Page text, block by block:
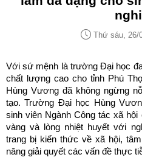
Thứ sáu, 26/
Với sứ mệnh là trường Đại học
chất lượng cao cho tỉnh Phú
Hùng Vương đã không ngừng
tạo. Trường Đại học Hùng
sinh viên Ngành Công tác xã
vàng và lòng nhiệt huyết với
trang bị kiến thức về xã hội,
năng giải quyết các vấn đề thực